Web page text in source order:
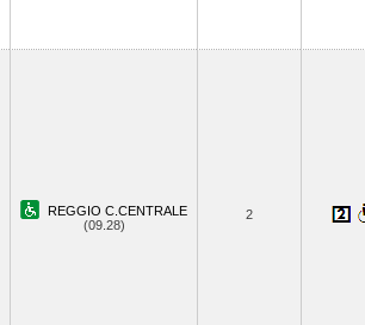
REGGIO C.CENTRALE
(09.28)
2